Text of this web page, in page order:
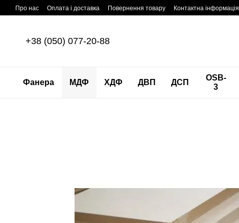
Перейти до основного контенту
Про нас Оплата і доставка Повернення товару Контактна інформація
+38 (050) 077-20-88
Фанера МДФ ХДФ ДВП ДСП
OSB-
3